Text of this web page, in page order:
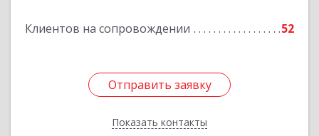
Клиентов на сопровождении 52
Отправить заявку
Показать контакты
Отправить заявку
Назад